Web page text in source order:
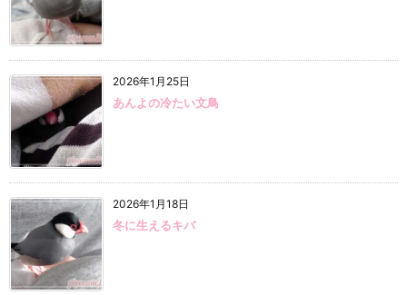
2026年1月25日
あんよの冷たい文鳥
2026年1月18日
冬に生えるキバ